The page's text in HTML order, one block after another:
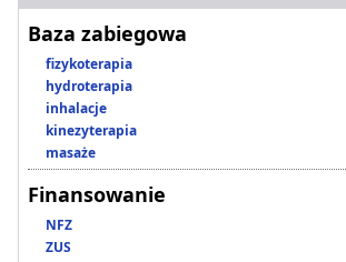
Baza zabiegowa
fizykoterapia
hydroterapia
inhalacje
kinezyterapia
masaże
Finansowanie
NFZ
ZUS